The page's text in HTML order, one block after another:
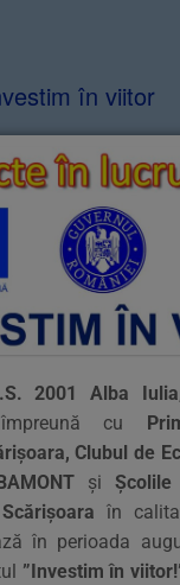
în viitor
2001 Alba Iulia
împreună cu
Clubul de
și
în
în perioada
”Investim în